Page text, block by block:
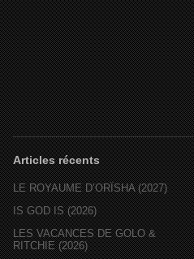
Articles récents
LE ROYAUME D’ORÏSHA (2027)
IS GOD IS (2026)
LES VACANCES DE GOLO &
RITCHIE (2026)